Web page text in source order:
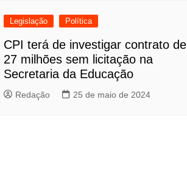
Legislação Política
CPI terá de investigar contrato de
27 milhões sem licitação na
Secretaria da Educação
Redação 25 de maio de 2024